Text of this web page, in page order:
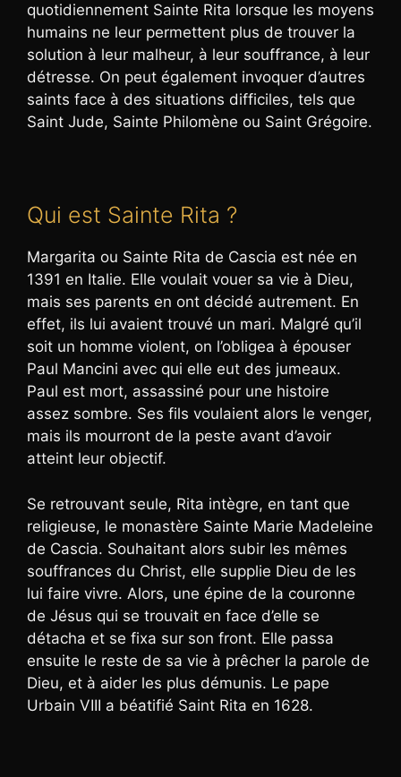
quotidiennement Sainte Rita lorsque les moyens
humains ne leur permettent plus de trouver la
solution à leur malheur, à leur souffrance, à leur
détresse. On peut également invoquer d’autres
saints face à des situations difficiles, tels que
Saint Jude, Sainte Philomène ou Saint Grégoire.
Qui est Sainte Rita ?
Margarita ou Sainte Rita de Cascia est née en
1391 en Italie. Elle voulait vouer sa vie à Dieu,
mais ses parents en ont décidé autrement. En
effet, ils lui avaient trouvé un mari. Malgré qu’il
soit un homme violent, on l’obligea à épouser
Paul Mancini avec qui elle eut des jumeaux.
Paul est mort, assassiné pour une histoire
assez sombre. Ses fils voulaient alors le venger,
mais ils mourront de la peste avant d’avoir
atteint leur objectif.
Se retrouvant seule, Rita intègre, en tant que
religieuse, le monastère Sainte Marie Madeleine
de Cascia. Souhaitant alors subir les mêmes
souffrances du Christ, elle supplie Dieu de les
lui faire vivre. Alors, une épine de la couronne
de Jésus qui se trouvait en face d’elle se
détacha et se fixa sur son front. Elle passa
ensuite le reste de sa vie à prêcher la parole de
Dieu, et à aider les plus démunis. Le pape
Urbain VIII a béatifié Saint Rita en 1628.